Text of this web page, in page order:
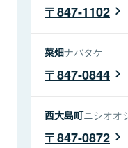
847-1102
菜畑ナバタケ
847-0844
西大島町ニシオオ
847-0872